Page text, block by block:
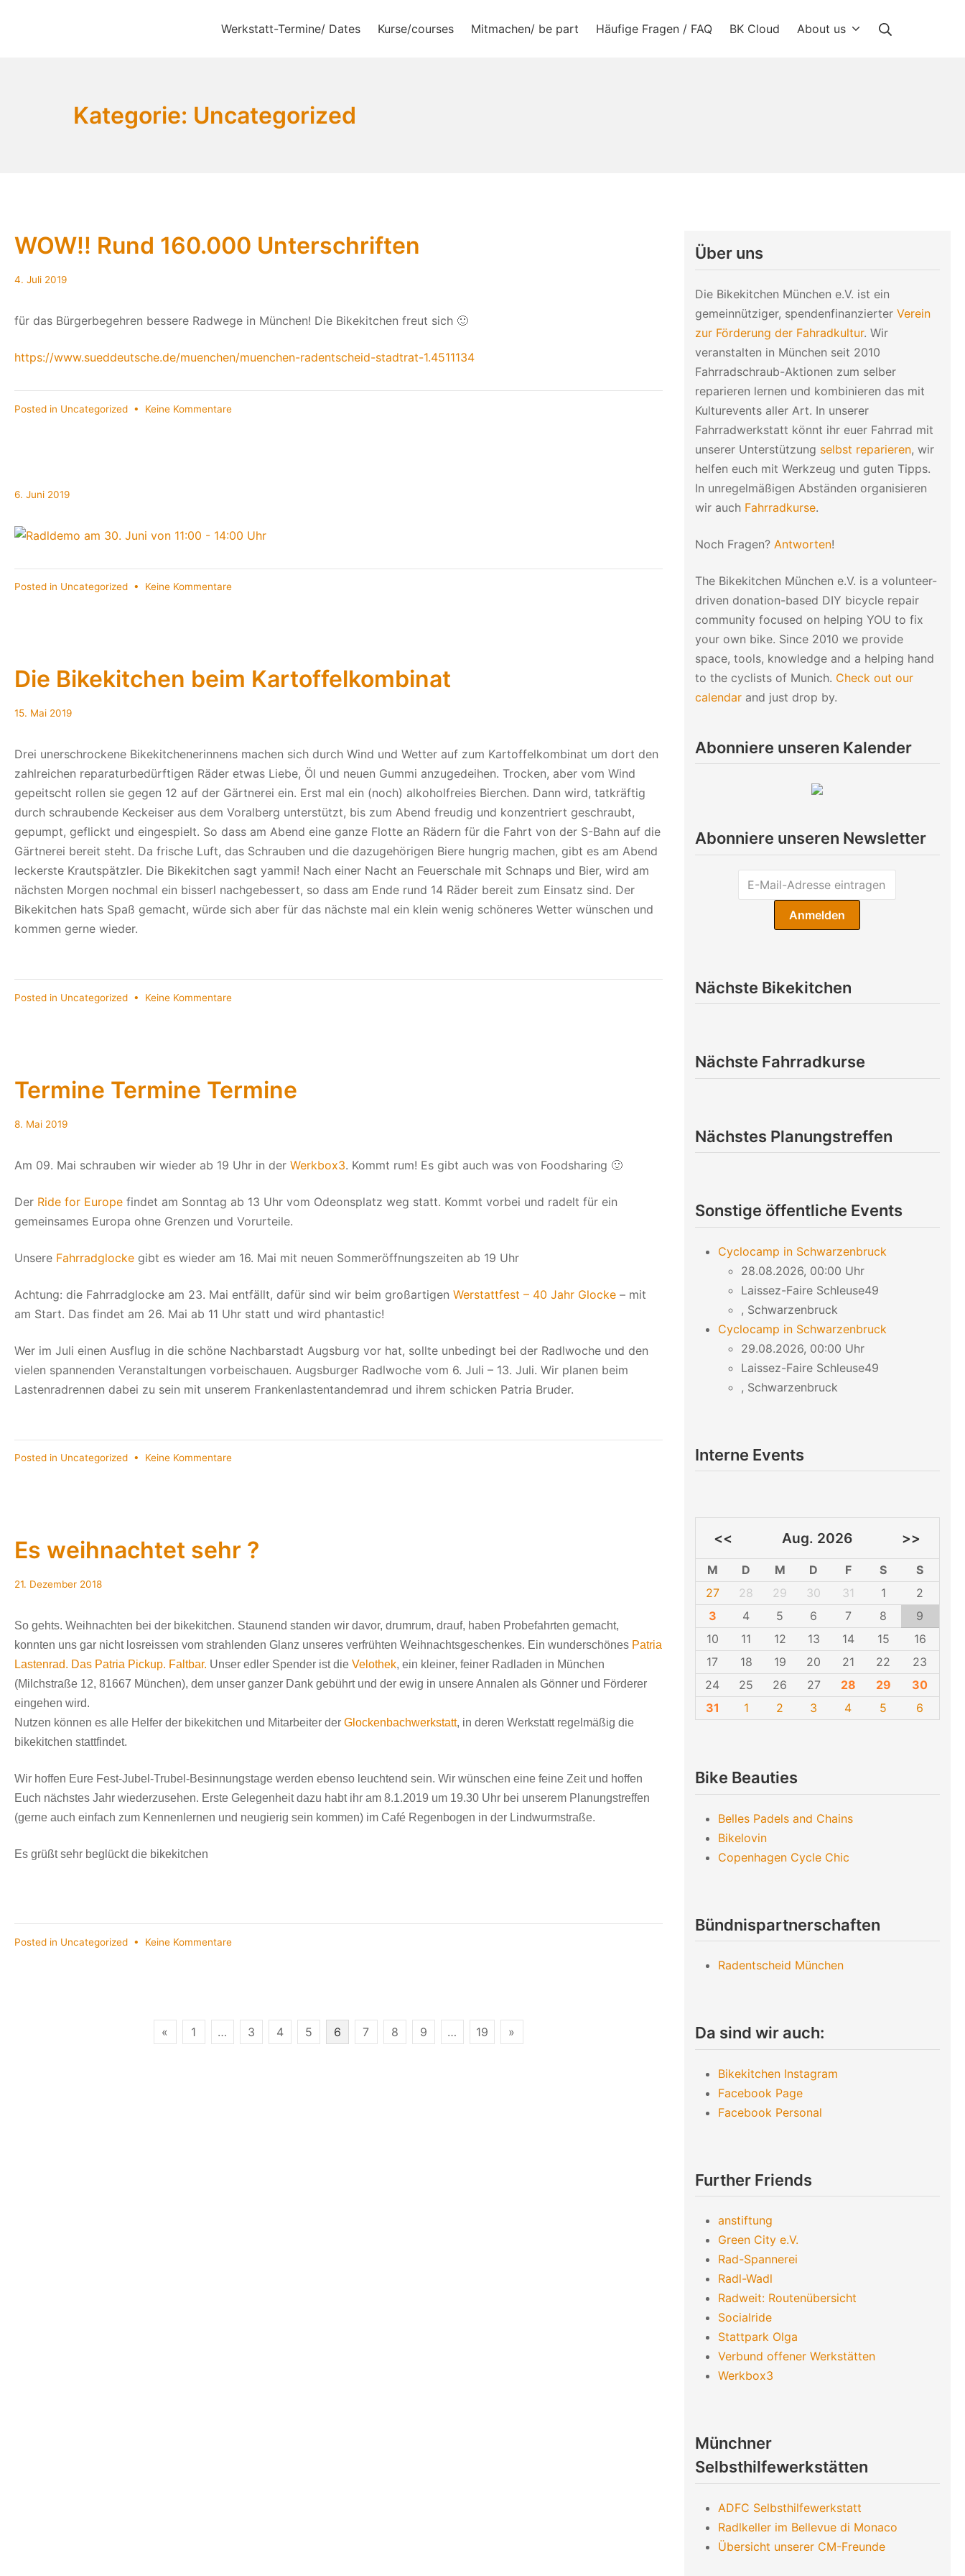
Bikekitchen München e.V.
Werkstatt-Termine/ Dates Kurse/courses Mitmachen/ be part Häufige Fragen / FAQ BK Cloud About us
Kategorie: Uncategorized
WOW!! Rund 160.000 Unterschriften
4. Juli 20194.
für das Bürgerbegehren bessere Radwege in München! Die Bikekitchen freut sich 🙂
https://www.sueddeutsche.de/muenchen/muenchen-radentscheid-stadtrat-1.4511134
Posted in Uncategorized • Keine Kommentarezu
6. Juni 20196.
Posted in Uncategorized • Keine Kommentarezu
Die Bikekitchen beim Kartoffelkombinat
15. Mai 201915.
Drei unerschrockene Bikekitchenerinnens machen sich durch Wind und Wetter auf zum Kartoffelkombinat um dort den
zahlreichen reparaturbedürftigen Räder etwas Liebe, Öl und neuen Gummi anzugedeihen. Trocken, aber vom Wind
gepeitscht rollen sie gegen 12 auf der Gärtnerei ein. Erst mal ein (noch) alkoholfreies Bierchen. Dann wird, tatkräftig
durch schraubende Keckeiser aus dem Voralberg unterstützt, bis zum Abend freudig und konzentriert geschraubt,
gepumpt, geflickt und eingespielt. So dass am Abend eine ganze Flotte an Rädern für die Fahrt von der S-Bahn auf die
Gärtnerei bereit steht. Da frische Luft, das Schrauben und die dazugehörigen Biere hungrig machen, gibt es am Abend
leckerste Krautspätzler. Die Bikekitchen sagt yammi! Nach einer Nacht an Feuerschale mit Schnaps und Bier, wird am
nächsten Morgen nochmal ein bisserl nachgebessert, so dass am Ende rund 14 Räder bereit zum Einsatz sind. Der
Bikekitchen hats Spaß gemacht, würde sich aber für das nächste mal ein klein wenig schöneres Wetter wünschen und
kommen gerne wieder.
Posted in Uncategorized • Keine Kommentarezu
Termine Termine Termine
8. Mai 20198.
Am 09. Mai schrauben wir wieder ab 19 Uhr in der Werkbox3. Kommt rum! Es gibt auch was von Foodsharing 🙂
Der Ride for Europe findet am Sonntag ab 13 Uhr vom Odeonsplatz weg statt. Kommt vorbei und radelt für ein
gemeinsames Europa ohne Grenzen und Vorurteile.
Unsere Fahrradglocke gibt es wieder am 16. Mai mit neuen Sommeröffnungszeiten ab 19 Uhr
Achtung: die Fahrradglocke am 23. Mai entfällt, dafür sind wir beim großartigen Werstattfest – 40 Jahr Glocke – mit
am Start. Das findet am 26. Mai ab 11 Uhr statt und wird phantastic!
Wer im Juli einen Ausflug in die schöne Nachbarstadt Augsburg vor hat, sollte unbedingt bei der Radlwoche und den
vielen spannenden Veranstaltungen vorbeischauen. Augsburger Radlwoche vom 6. Juli – 13. Juli. Wir planen beim
Lastenradrennen dabei zu sein mit unserem Frankenlastentandemrad und ihrem schicken Patria Bruder.
Posted in Uncategorized • Keine Kommentarezu
Es weihnachtet sehr ?
21. Dezember 201821.
So gehts. Weihnachten bei der bikekitchen. Staunend standen wir davor, drumrum, drauf, haben Probefahrten gemacht,
konnten uns gar nicht losreissen vom strahlenden Glanz unseres verfrühten Weihnachtsgeschenkes. Ein wunderschönes Patria
Lastenrad. Das Patria Pickup. Faltbar. Unser edler Spender ist die Velothek, ein kleiner, feiner Radladen in München
(Milchstraße 12, 81667 München), dem unser ganzer Dank gebührt und der ewig in unsere Annalen als Gönner und Förderer
eingehen wird.
Nutzen können es alle Helfer der bikekitchen und Mitarbeiter der Glockenbachwerkstatt, in deren Werkstatt regelmäßig die
bikekitchen stattfindet.
Wir hoffen Eure Fest-Jubel-Trubel-Besinnungstage werden ebenso leuchtend sein. Wir wünschen eine feine Zeit und hoffen
Euch nächstes Jahr wiederzusehen. Erste Gelegenheit dazu habt ihr am 8.1.2019 um 19.30 Uhr bei unserem Planungstreffen
(gerne auch einfach zum Kennenlernen und neugierig sein kommen) im Café Regenbogen in der Lindwurmstraße.
Es grüßt sehr beglückt die bikekitchen
Posted in Uncategorized • Keine Kommentarezu
Seitennummerierung
« 1 … 3 4 5 6 7 8 9 … 19 »
Über uns
Die Bikekitchen München e.V. ist ein
gemeinnütziger, spendenfinanzierter Verein
zur Förderung der Fahradkultur. Wir
veranstalten in München seit 2010
Fahrradschraub-Aktionen zum selber
reparieren lernen und kombinieren das mit
Kulturevents aller Art. In unserer
Fahrradwerkstatt könnt ihr euer Fahrrad mit
unserer Unterstützung selbst reparieren, wir
helfen euch mit Werkzeug und guten Tipps.
In unregelmäßigen Abständen organisieren
wir auch Fahrradkurse.
Noch Fragen? Antworten!
The Bikekitchen München e.V. is a volunteer-
driven donation-based DIY bicycle repair
community focused on helping YOU to fix
your own bike. Since 2010 we provide
space, tools, knowledge and a helping hand
to the cyclists of Munich. Check out our
calendarand just drop by.
Abonniere unseren Kalender
Abonniere unseren Newsletter
Nächste Bikekitchen
Nächste Fahrradkurse
Nächstes Planungstreffen
Sonstige öffentliche Events
Cyclocamp in Schwarzenbruck
28.08.2026, 00:00 Uhr
Laissez-Faire Schleuse49
, Schwarzenbruck
Cyclocamp in Schwarzenbruck
29.08.2026, 00:00 Uhr
Laissez-Faire Schleuse49
, Schwarzenbruck
Interne Events
<< Aug. 2026 >>
M D M D F S
S
27
28 29 30 31 1
2
3
4 5 6 7 8
9
10
11 12 13 14 15
16
17
18 19 20 21 22
23
24
25 26 27 28 29
30
31
1 2 3 4 5 6
Bike Beauties
Belles Padels and Chains
Bikelovin
Copenhagen Cycle Chic
Bündnispartnerschaften
Radentscheid München
Da sind wir auch:
Bikekitchen Instagram
Facebook Page
Facebook Personal
Further Friends
anstiftung
Green City e.V.
Rad-Spannerei
Radl-Wadl
Radweit: Routenübersicht
Socialride
Stattpark Olga
Verbund offener Werkstätten
Werkbox3
Münchner
Selbsthilfewerkstätten
ADFC Selbsthilfewerkstatt
Radlkeller im Bellevue di Monaco
Übersicht unserer CM-Freunde